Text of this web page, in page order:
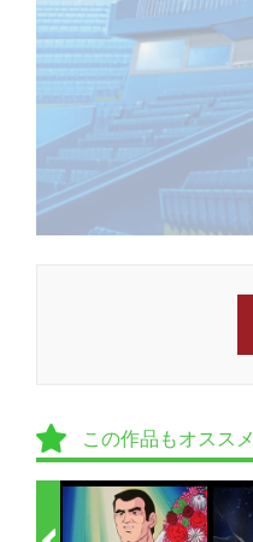
この作品もオススメ